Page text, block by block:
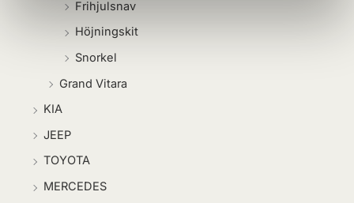
Frihjulsnav
Höjningskit
Snorkel
Grand Vitara
KIA
JEEP
TOYOTA
MERCEDES